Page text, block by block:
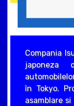
Compania
japoneza
în Tokyo.
asamblare